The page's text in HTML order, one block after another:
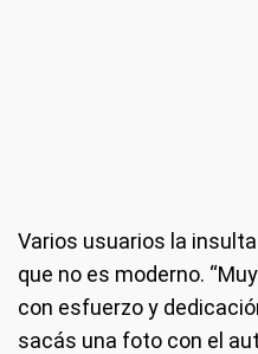
Varios usuarios la
que no es moderno.
con esfuerzo y
sacás una foto con el